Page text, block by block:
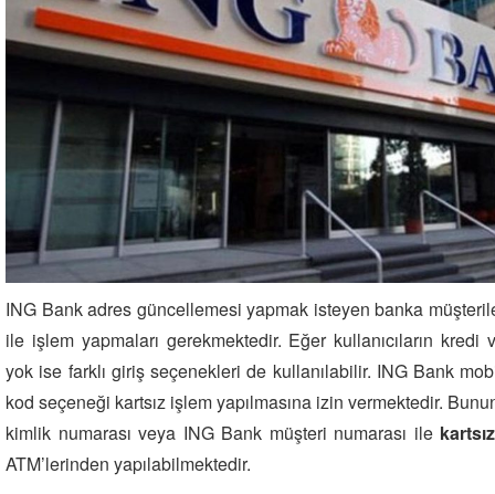
ING Bank adres güncellemesi yapmak isteyen banka
ile işlem yapmaları gerekmektedir. Eğer kullanıcıların kredi
yok ise farklı giriş seçenekleri de kullanılabilir. ING Bank
kod seçeneği kartsız işlem yapılmasına izin vermektedir.
kimlik numarası veya ING Bank müşteri numarası ile
ATM’lerinden yapılabilmektedir.